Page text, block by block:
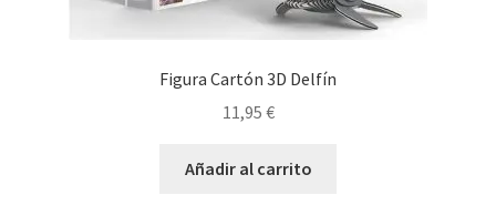
Figura Cartón 3D Delfín
11,95 €
Añadir al carrito